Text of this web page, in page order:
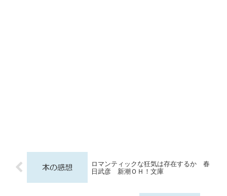
ロマンティックな狂気は存在するか 春
日武彦 新潮ＯＨ！文庫